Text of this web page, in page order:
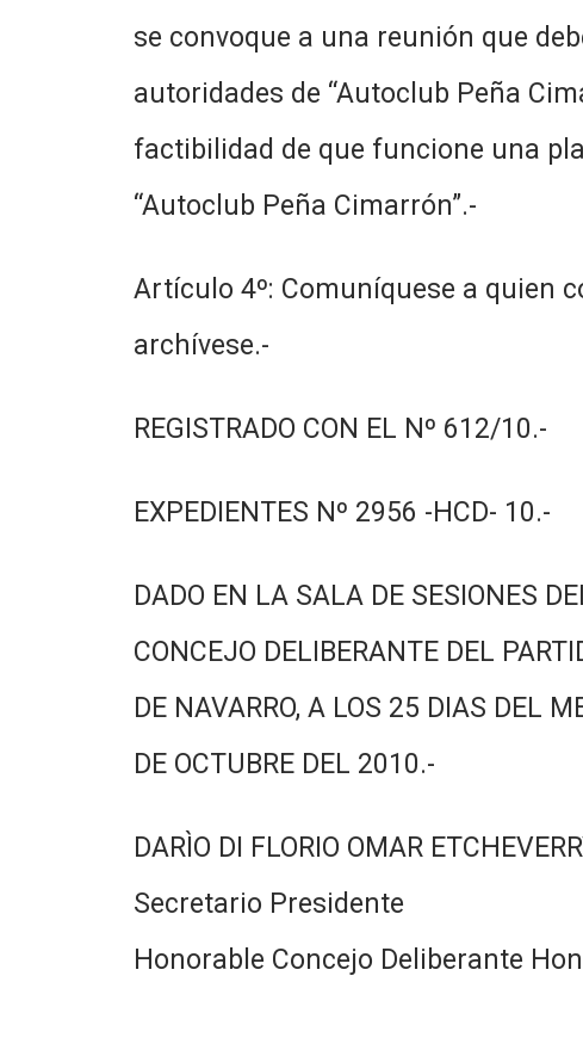
se convoque a una reunión que
autoridades de “Autoclub Peña
factibilidad de que funcione una
“Autoclub Peña Cimarrón”.-
Artículo 4º: Comuníquese a quien
archívese.-
REGISTRADO CON EL Nº 612/10.-
EXPEDIENTES Nº 2956 -HCD- 10.-
DADO EN LA SALA DE SESIONES
CONCEJO DELIBERANTE DEL
DE NAVARRO, A LOS 25 DIAS DEL
DE OCTUBRE DEL 2010.-
DARÌO DI FLORIO OMAR
Secretario Presidente
Honorable Concejo Deliberante